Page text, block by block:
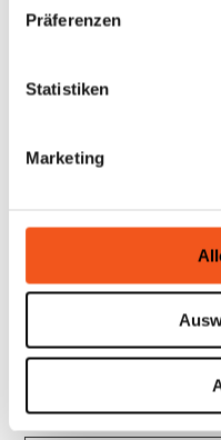
Präferenzen
Statistiken
Marketing
aussieht, wie z. B. Ihre
i18nextLn